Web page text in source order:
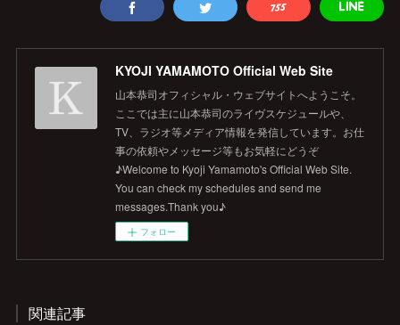
KYOJI YAMAMOTO Official Web Site
山本恭司オフィシャル・ウェブサイトへようこそ。
ここでは主に山本恭司のライヴスケジュールや、
TV、ラジオ等メディア情報を発信しています。お仕
事の依頼やメッセージ等もお気軽にどうぞ
♪Welcome to Kyoji Yamamoto's Official Web Site.
You can check my schedules and send me
messages.Thank you♪
フォロー
関連記事